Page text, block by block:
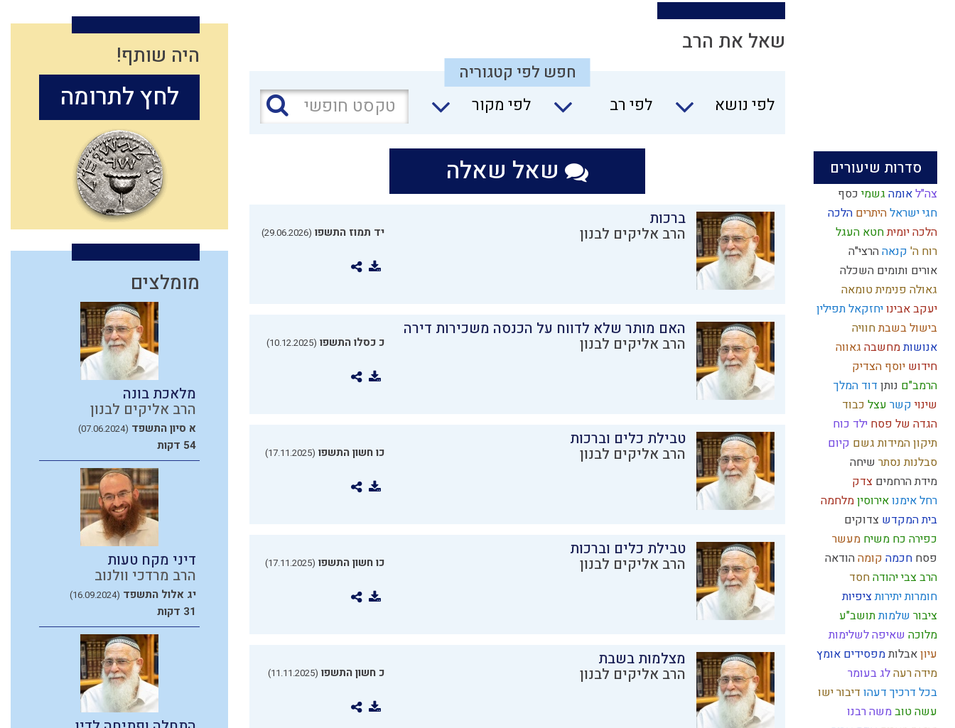
סדרות שיעורים
צה"לאומה גשמי כסף
חגי ישראלהיתרים הלכה
הלכה יומיתחטא העגל
רוח ה' קנאההרצי"ה
אורים ותומים השכלה
גאולה פנימיתטומאה
יעקב אבינויחזקאלתפילין
בישול בשבתחוויה
אנושותמחשבה גאווה
חידוש יוסף הצדיק
הרמב"ם נותן דוד המלך
שינוי קשר עצל כבוד
הגדה של פסח ילד כוח
תיקון המידותגשם קיום
סבלנותנסתר שיחה
מידת הרחמים צדק
רחל אימנואירוסיןמלחמה
בית המקדש צדוקים
כפירה כח משיח מעשר
פסח חכמה קומההודאה
הרב צבי יהודהחסד
חומרות יתירותציפיות
ציבור שלמותתושב"ע
מלוכה שאיפה לשלימות
עיוןאבלותמפסידים אומץ
מידה רעהלג בעומר
בכל דרכיך דעהו דיבורישו
עשה טובמשה רבנו
שאל את הרב
חפש לפי קטגוריה
לפי נושא
לפי רב לפי מקור
שאל שאלה
ברכות
הרב אליקים לבנון יד תמוז התשפו (29.06.2026)
האם מותר שלא לדווח על הכנסה משכירות דירה
הרב אליקים לבנון כ כסלו התשפו (10.12.2025)
טבילת כלים וברכות
הרב אליקים לבנון כו חשון התשפו (17.11.2025)
טבילת כלים וברכות
הרב אליקים לבנון כו חשון התשפו (17.11.2025)
מצלמות בשבת
הרב אליקים לבנון כ חשון התשפו (11.11.2025)
היה שותף!
לחץ לתרומה
מומלצים
מלאכת בונה
הרב אליקים לבנון
א סיון התשפד (07.06.2024)
54 דקות
דיני מקח טעות
הרב מרדכי וולנוב
יג אלול התשפד (16.09.2024)
31 דקות